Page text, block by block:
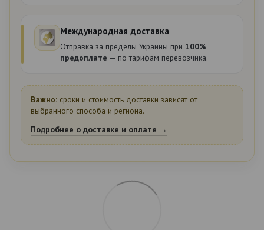
Международная доставка
Отправка за пределы Украины при 100%
предоплате — по тарифам перевозчика.
Важно: сроки и стоимость доставки зависят от
выбранного способа и региона.
Подробнее о доставке и оплате →